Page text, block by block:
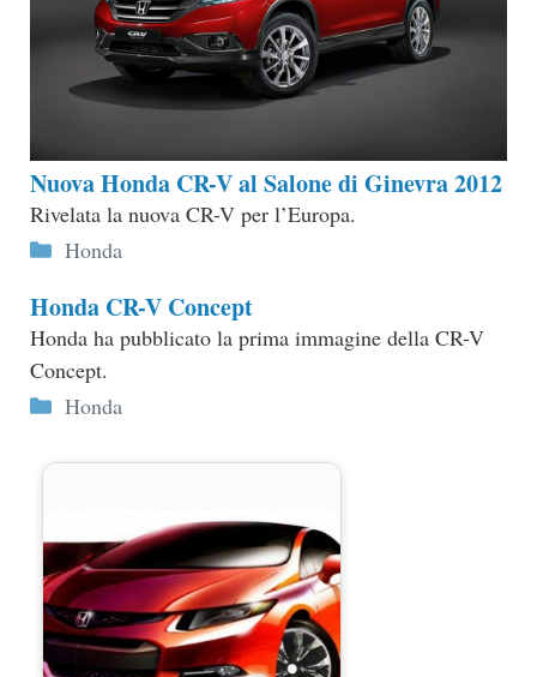
Nuova Honda CR-V al Salone di Ginevra 2012
Rivelata la nuova CR-V per l’Europa.
Categorie
Honda
Honda CR-V Concept
Honda ha pubblicato la prima immagine della CR-V
Concept.
Categorie
Honda